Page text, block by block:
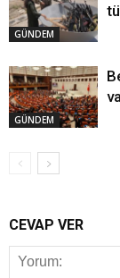
GÜNDEM
GÜNDEM
CEVAP VER